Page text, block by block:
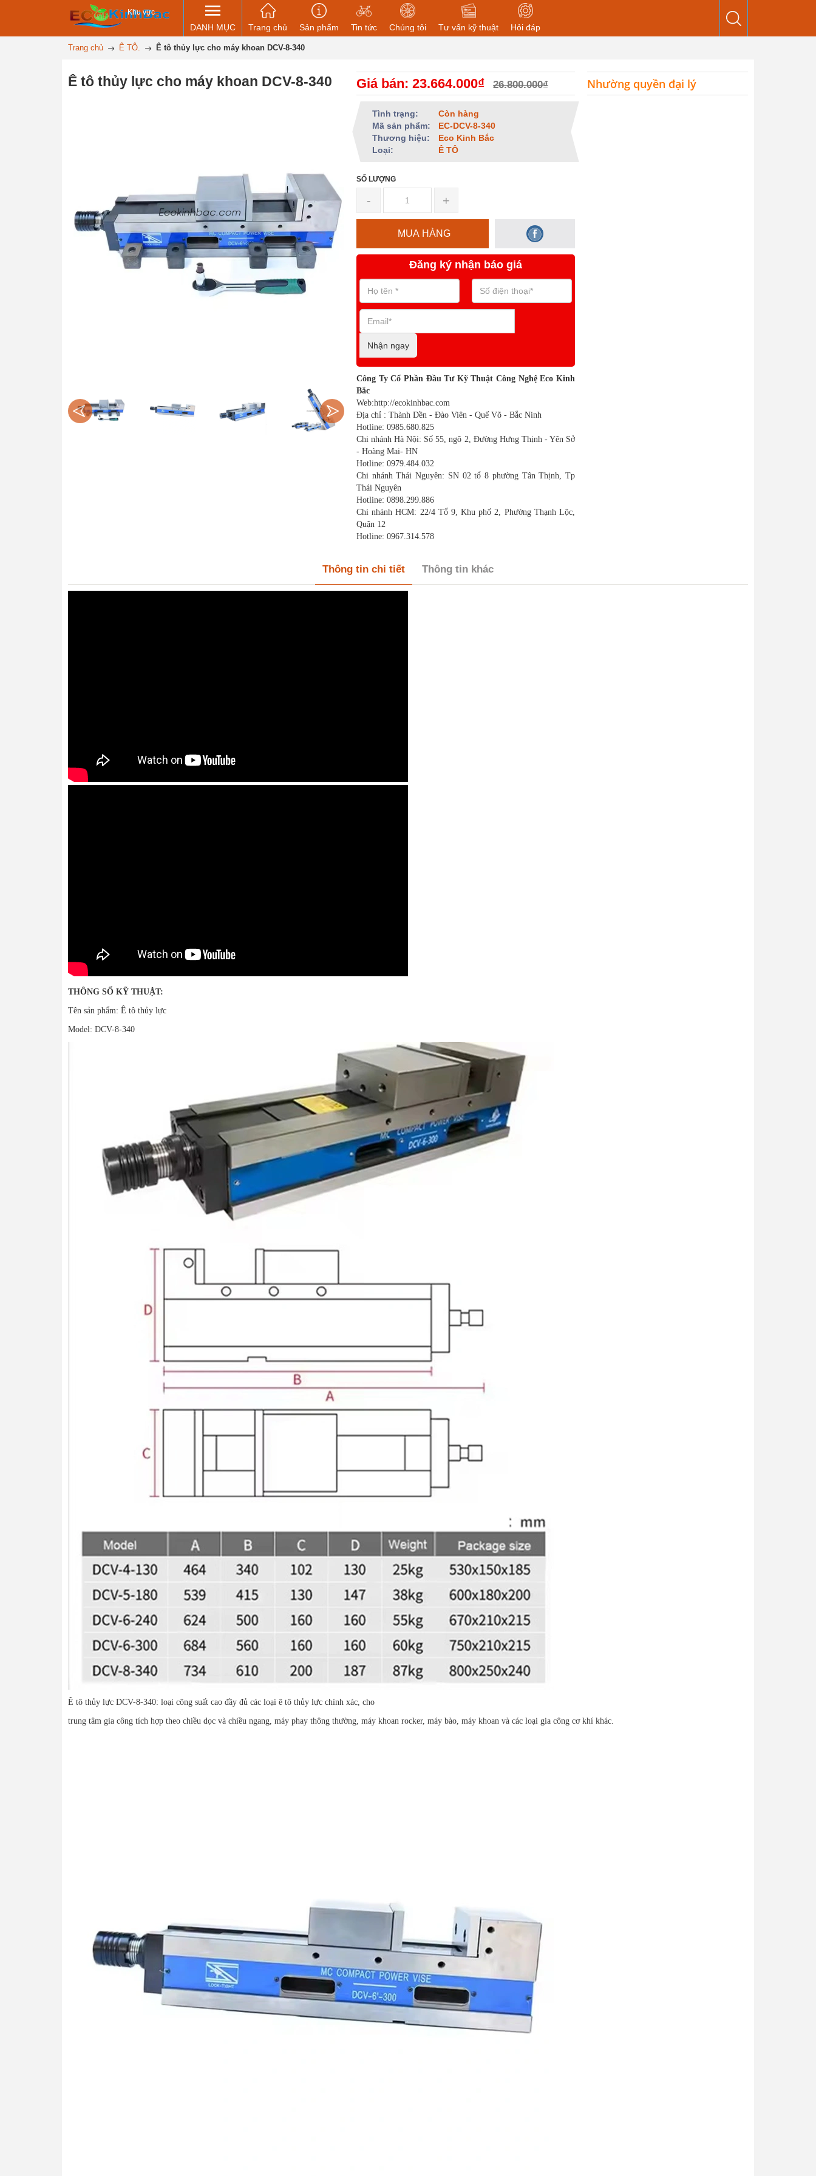
Khu vực
DANH MỤC Trang chủ Sản phẩm Tin tức Chúng tôi Tư vấn kỹ thuật Hỏi đáp
Trang chủ Ê TÔ. Ê tô thủy lực cho máy khoan DCV-8-340
Ê tô thủy lực cho máy khoan DCV-8-340 Giá bán: 23.664.000₫ 26.800.000₫
Tình trạng:
Còn hàng
Mã sản phẩm:
EC-DCV-8-340
Thương hiệu:
Eco Kinh Bắc
Loại:
Ê TÔ
SỐ LƯỢNG
- +
MUA HÀNG
Đăng ký nhận báo giá
Nhận ngay
Công Ty Cổ Phần Đầu Tư Kỹ Thuật Công Nghệ Eco Kinh
Bắc
Web:http://ecokinhbac.com
Địa chỉ : Thành Dền - Đào Viên - Quế Võ - Bắc Ninh
Hotline: 0985.680.825
Chi nhánh Hà Nội: Số 55, ngõ 2, Đường Hưng Thịnh - Yên Sở
- Hoàng Mai- HN
Hotline: 0979.484.032
Chi nhánh Thái Nguyên: SN 02 tổ 8 phường Tân Thịnh, Tp
Thái Nguyên
Hotline: 0898.299.886
Chi nhánh HCM: 22/4 Tổ 9, Khu phố 2, Phường Thạnh Lộc,
Quận 12
Hotline: 0967.314.578
Nhường quyền đại lý
Thông tin chi tiết Thông tin khác
THÔNG SỐ KỸ THUẬT:
Tên sản phẩm: Ê tô thủy lực
Model: DCV-8-340
Ê tô thủy lực DCV-8-340: loại công suất cao đầy đủ các loại ê tô thủy lực chính xác, cho
trung tâm gia công tích hợp theo chiều dọc và chiều ngang, máy phay thông thường, máy khoan rocker, máy bào, máy khoan và các loại gia công cơ khí khác.